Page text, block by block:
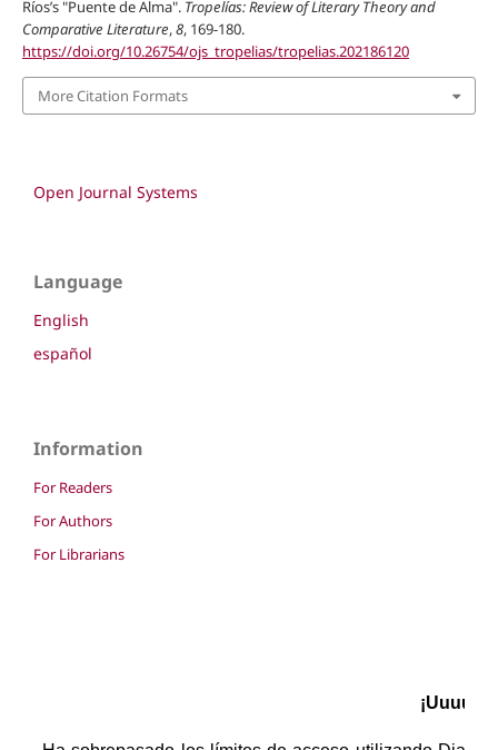
Ríos’s "Puente de Alma". Tropelías: Review of Literary Theory and
Comparative Literature,8, 169-180.
https://doi.org/10.26754/ojs_tropelias/tropelias.202186120
More Citation Formats
Open Journal Systems
Language
English
español
Information
For Readers
For Authors
For Librarians